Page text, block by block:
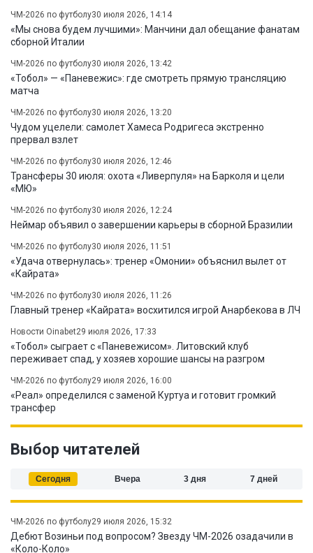
ЧМ-2026 по футболу30 июля 2026, 14:14
«Мы снова будем лучшими»: Манчини дал обещание фанатам
сборной Италии
ЧМ-2026 по футболу30 июля 2026, 13:42
«Тобол» — «Паневежис»: где смотреть прямую трансляцию
матча
ЧМ-2026 по футболу30 июля 2026, 13:20
Чудом уцелели: самолет Хамеса Родригеса экстренно
прервал взлет
ЧМ-2026 по футболу30 июля 2026, 12:46
Трансферы 30 июля: охота «Ливерпуля» на Барколя и цели
«МЮ»
ЧМ-2026 по футболу30 июля 2026, 12:24
Неймар объявил о завершении карьеры в сборной Бразилии
ЧМ-2026 по футболу30 июля 2026, 11:51
«Удача отвернулась»: тренер «Омонии» объяснил вылет от
«Кайрата»
ЧМ-2026 по футболу30 июля 2026, 11:26
Главный тренер «Кайрата» восхитился игрой Анарбекова в ЛЧ
Новости Oinabet29 июля 2026, 17:33
«Тобол» сыграет с «Паневежисом». Литовский клуб
переживает спад, у хозяев хорошие шансы на разгром
ЧМ-2026 по футболу29 июля 2026, 16:00
«Реал» определился с заменой Куртуа и готовит громкий
трансфер
Выбор читателей
Сегодня Вчера 3 дня 7 дней
ЧМ-2026 по футболу29 июля 2026, 15:32
Дебют Возиньи под вопросом? Звезду ЧМ-2026 озадачили в
«Коло-Коло»